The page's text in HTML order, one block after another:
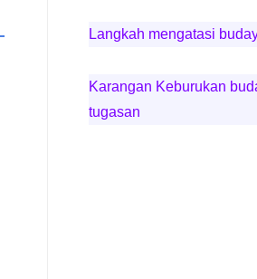
Langkah mengatasi
Karangan Keburukan
tugasan